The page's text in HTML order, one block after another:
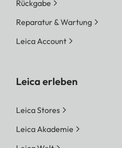
Rückgabe
Reparatur & Wartung
Leica Account
Leica erleben
Leica Stores
Leica Akademie